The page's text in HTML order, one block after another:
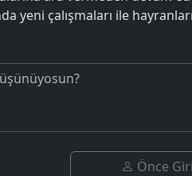
yeni çalışmaları ile
Önce